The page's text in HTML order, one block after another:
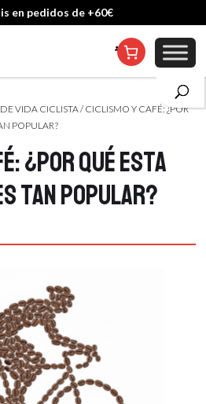
excepto en personalizados
VIDA CICLISTA/ CICLISMO Y CAFÉ: ¿POR
POPULAR?
¿por qué esta
tan popular?